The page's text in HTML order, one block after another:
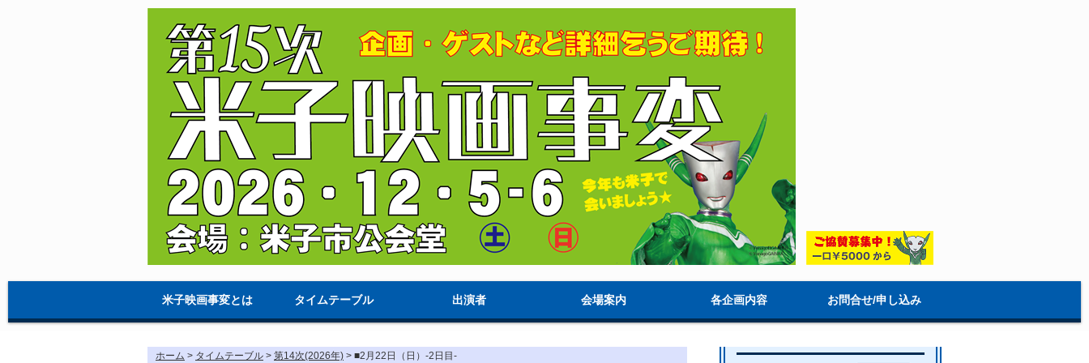
米子映画事変とは タイムテーブル 出演者 会場案内 各企画内容 お問合せ/申し込み
ホーム > タイムテーブル > 第14次(2026年) > ■2月22日（日）-2日目-